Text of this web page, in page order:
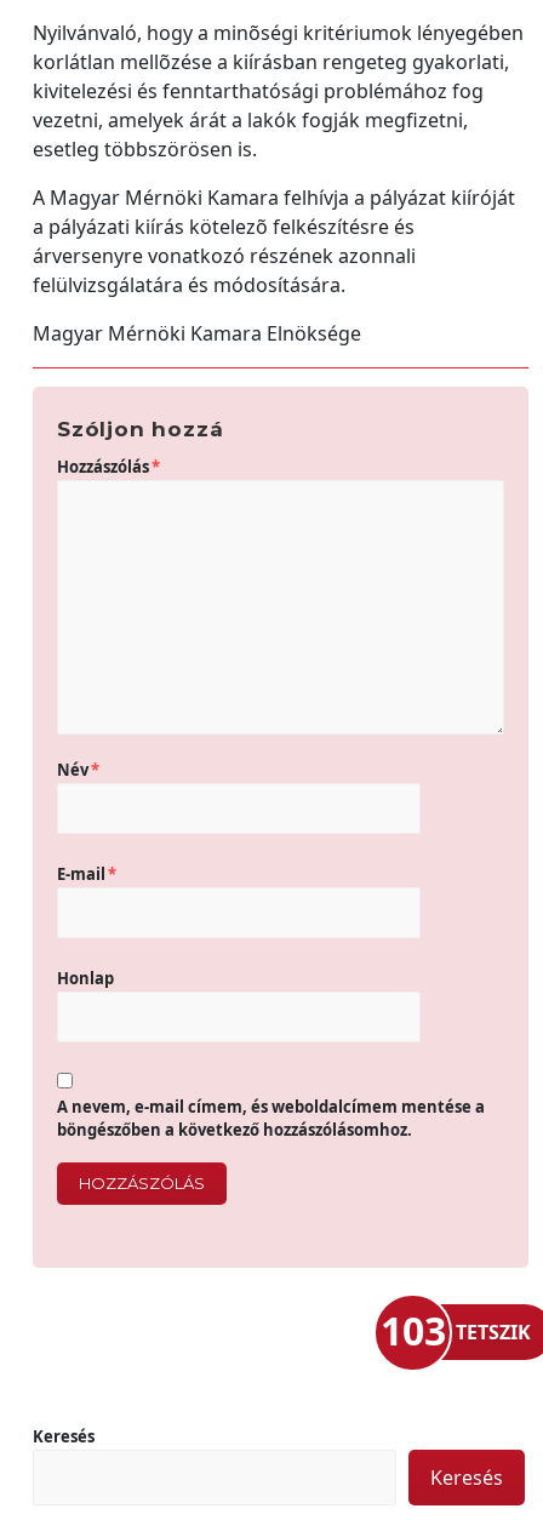
Nyilvánvaló, hogy a minõségi kritériumok lényegében
korlátlan mellõzése a kiírásban rengeteg gyakorlati,
kivitelezési és fenntarthatósági problémához fog
vezetni, amelyek árát a lakók fogják megfizetni,
esetleg többszörösen is.
A Magyar Mérnöki Kamara felhívja a pályázat kiíróját
a pályázati kiírás kötelezõ felkészítésre és
árversenyre vonatkozó részének azonnali
felülvizsgálatára és módosítására.
Magyar Mérnöki Kamara Elnöksége
Szóljon hozzá
Hozzászólás*
Név*
E-mail *
Honlap
A nevem, e-mail címem, és weboldalcímem mentése a
böngészőben a következő hozzászólásomhoz.
103 TETSZIK
Keresés
Keresés